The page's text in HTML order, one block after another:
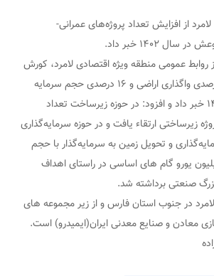
از افزایش تعداد پروژه‌های عمرانی-
١۴٠٢ خبر داد.
روابط عمومی منطقه ویژه اقتصادی لامرد، کورش
فتاحی از رشد ۴۵۵ درصدی واگذاری اراضی و ۱۶ درصدی حجم سرمایه
گذاری ها در سال ۱۴۰۲ خبر داد و افزود: در حوزه زیرساخت تعداد
از ۱۴ به ۲۰ پروژه زیرساختی ارتقاء یافت و در حوزه سرمایه‌گذاری
سرمایه‌گذاری و تحویل زمین به سرمایه‌گذار با حجم
۴۷۷ میلیون یورو گام های اساسی در راستای اهداف
صنعتی برداشته شد.
در جنوب استان فارس و از زیر مجموعه های
معادن و صنایع معدنی ایران(ایمیدرو) است.